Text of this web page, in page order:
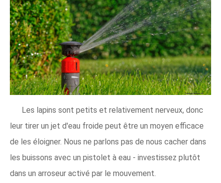
Les lapins sont petits et relativement nerveux, donc
leur tirer un jet d'eau froide peut être un moyen efficace
de les éloigner. Nous ne parlons pas de nous cacher dans
les buissons avec un pistolet à eau - investissez plutôt
dans un arroseur activé par le mouvement.